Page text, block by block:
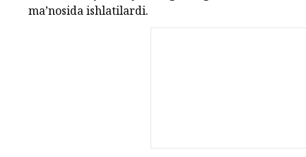
ma’nosida ishlatilardi.